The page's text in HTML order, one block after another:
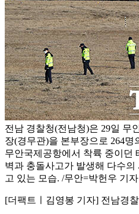
전남 경찰청(전남청)은 29일 무
장(경무관)을 본부장으로 264
무안국제공항에서 착륙 중이던
벽과 충돌사고가 발생해 다수
고 있는 모습. /무안=박헌우 기자
[더팩트ㅣ김영봉 기자] 전남경